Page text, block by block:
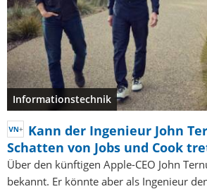
Informationstechnik
Kann der Ingenieur John
Schatten von Jobs und Cook
Über den künftigen Apple-CEO John
bekannt. Er könnte aber als Ingenieur